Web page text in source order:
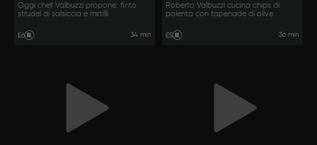
Oggi chef Valbuzzi propone: finto
strudel di salsiccia e mirtilli.
E6 34 min
Roberto Valbuzzi cucina chips di
polenta con tapenade di olive.
E5 36 min